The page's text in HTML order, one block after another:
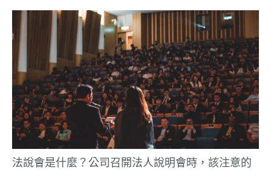
法說會是什麼？公司召開法人說明會時，該注意的